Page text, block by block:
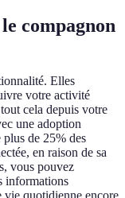
compagnon
Elles
votre activité
cela depuis votre
une adoption
de 25% des
en raison de sa
vous pouvez
informations
vie quotidienne encore